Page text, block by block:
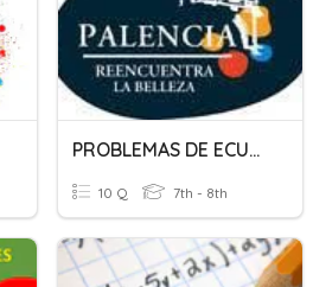
PROBLEMAS DE ECUACIONES
10 Q 7th - 8th